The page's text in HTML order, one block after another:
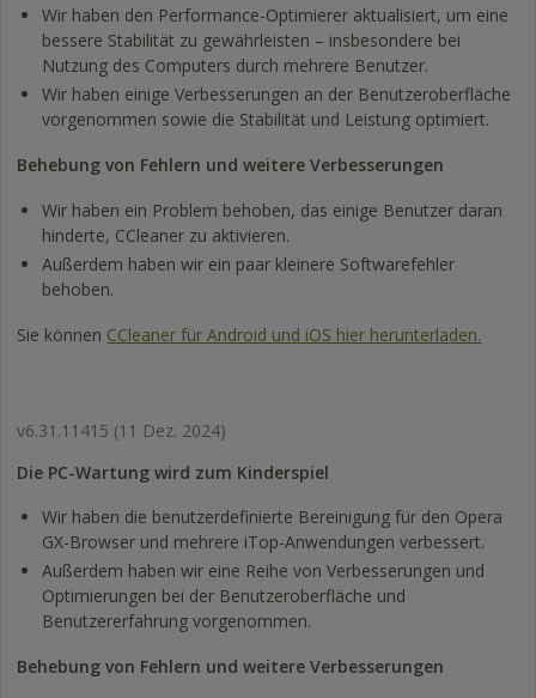
Wir haben den Performance-Optimierer aktualisiert, um eine
bessere Stabilität zu gewährleisten – insbesondere bei
Nutzung des Computers durch mehrere Benutzer.
Wir haben einige Verbesserungen an der Benutzeroberfläche
vorgenommen sowie die Stabilität und Leistung optimiert.
Behebung von Fehlern und weitere Verbesserungen
Wir haben ein Problem behoben, das einige Benutzer daran
hinderte, CCleaner zu aktivieren.
Außerdem haben wir ein paar kleinere Softwarefehler
behoben.
Sie können CCleaner für Android und iOS hier herunterladen.
v6.31.11415 (11 Dez. 2024)
Die PC-Wartung wird zum Kinderspiel
Wir haben die benutzerdefinierte Bereinigung für den Opera
GX-Browser und mehrere iTop-Anwendungen verbessert.
Außerdem haben wir eine Reihe von Verbesserungen und
Optimierungen bei der Benutzeroberfläche und
Benutzererfahrung vorgenommen.
Behebung von Fehlern und weitere Verbesserungen